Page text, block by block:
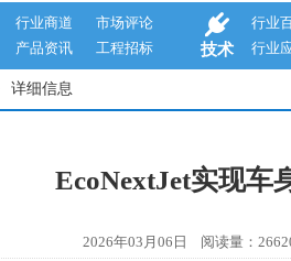
行业商道
市场评论
产品资讯
工程招标 技术
行业
行业
详细信息
EcoNextJet实现车
2026年03月06日 阅读量：